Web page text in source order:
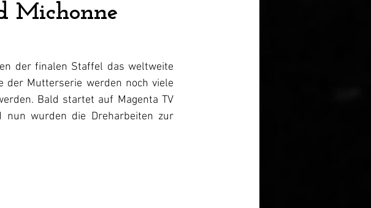
Michonne
der finalen Staffel das weltweite
der Mutterserie werden noch viele
Bald startet auf Magenta TV
nun wurden die Dreharbeiten zur